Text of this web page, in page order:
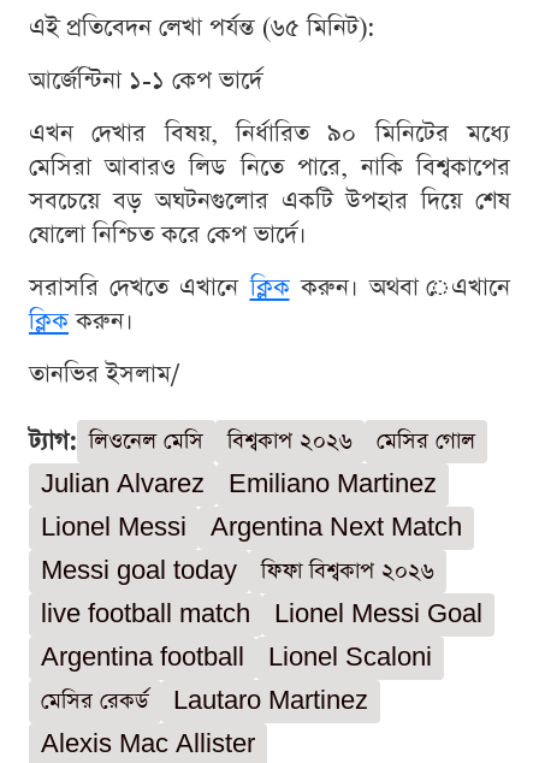
এই প্রতিবেদন লেখা পর্যন্ত (৬৫ মিনিট):
আর্জেন্টিনা ১-১ কেপ ভার্দে
এখন দেখার বিষয়, নির্ধারিত ৯০ মিনিটের মধ্যে
মেসিরা আবারও লিড নিতে পারে, নাকি বিশ্বকাপের
সবচেয়ে বড় অঘটনগুলোর একটি উপহার দিয়ে শেষ
ষোলো নিশ্চিত করে কেপ ভার্দে।
সরাসরি দেখতে এখানেক্লিককরুন। অথবা েএখানে
ক্লিককরুন।
তানভির ইসলাম/
ট্যাগ: লিওনেল মেসি বিশ্বকাপ ২০২৬
মেসির গোল
Julian Alvarez
Emiliano Martinez
Lionel Messi
Argentina Next Match
Messi goal today
ফিফা বিশ্বকাপ ২০২৬
live football match
Lionel Messi Goal
Argentina football
Lionel Scaloni
মেসির রেকর্ড
Lautaro Martinez
Alexis Mac Allister